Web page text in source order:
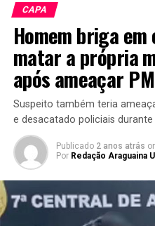
CAPA
Homem briga
matar a própria
após ameaçar
Suspeito também teria
e desacatado policiais durante
Publicado 2 anos atrás
Por Redação Araguaina